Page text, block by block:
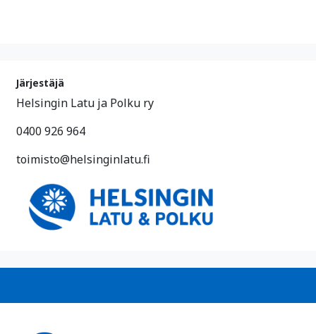
Järjestäjä
Helsingin Latu ja Polku ry
0400 926 964
toimisto@helsinginlatu.fi